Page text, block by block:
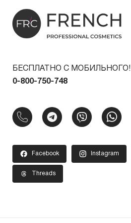
БЕСПЛАТНО С МОБИЛЬНОГО!
0-800-750-748
Facebook Instagram
Threads